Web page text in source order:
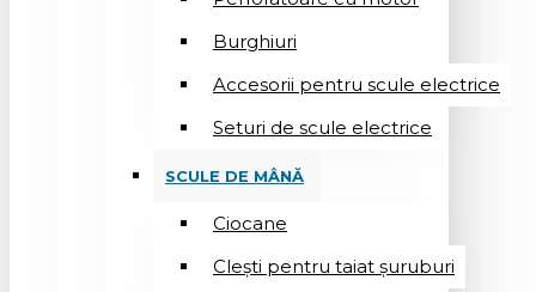
Burghiuri
Accesorii pentru scule electrice
Seturi de scule electrice
SCULE DE MÂNĂ
Ciocane
Cleşti pentru taiat șuruburi